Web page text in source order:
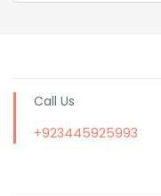
Call Us
+923445925993